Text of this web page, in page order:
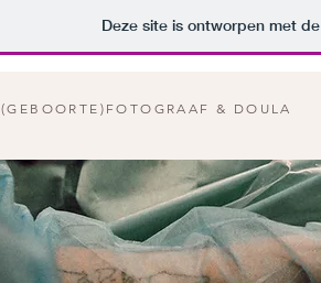
Deze site is ontworpen met
(GEBOORTE)FOTOGRAAF & DOULA